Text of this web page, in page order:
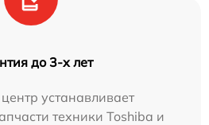
до 3-х лет
устанавливает
техники Toshiba и